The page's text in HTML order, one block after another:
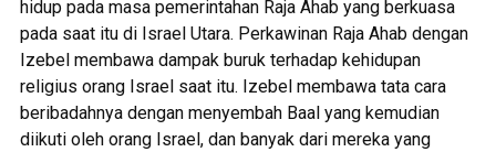
hidup pada masa pemerintahan Raja Ahab yang berkuasa
pada saat itu di Israel Utara. Perkawinan Raja Ahab dengan
Izebel membawa dampak buruk terhadap kehidupan
religius orang Israel saat itu. Izebel membawa tata cara
beribadahnya dengan menyembah Baal yang kemudian
diikuti oleh orang Israel, dan banyak dari mereka yang